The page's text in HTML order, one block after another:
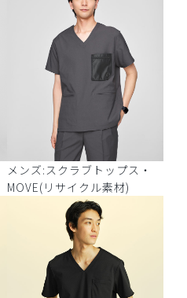
メンズ:スクラブトップス・
MOVE(リサイクル素材)